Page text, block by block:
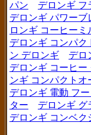
パン
デロンギ フ
デロンギ パワーブ
ロンギ コーヒーミ
デロンギ コンパク
ン デロンギ
デロ
デロンギ コーヒー
ンギ コンパクトオ
デロンギ 電動 フ
ター
デロンギ グ
デロンギ コンベク